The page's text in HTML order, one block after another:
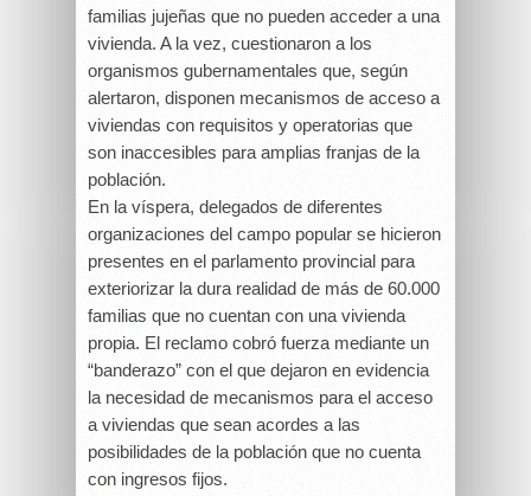
familias jujeñas que no pueden acceder a una
vivienda. A la vez, cuestionaron a los
organismos gubernamentales que, según
alertaron, disponen mecanismos de acceso a
viviendas con requisitos y operatorias que
son inaccesibles para amplias franjas de la
población.
En la víspera, delegados de diferentes
organizaciones del campo popular se hicieron
presentes en el parlamento provincial para
exteriorizar la dura realidad de más de 60.000
familias que no cuentan con una vivienda
propia. El reclamo cobró fuerza mediante un
“banderazo” con el que dejaron en evidencia
la necesidad de mecanismos para el acceso
a viviendas que sean acordes a las
posibilidades de la población que no cuenta
con ingresos fijos.